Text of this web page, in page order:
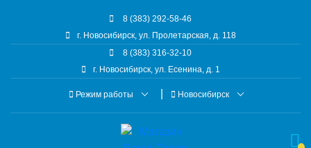
8 (383) 292-58-46
г. Новосибирск, ул. Пролетарская, д. 118
8 (383) 316-32-10
г. Новосибирск, ул. Есенина, д. 1
Режим работы Новосибирск